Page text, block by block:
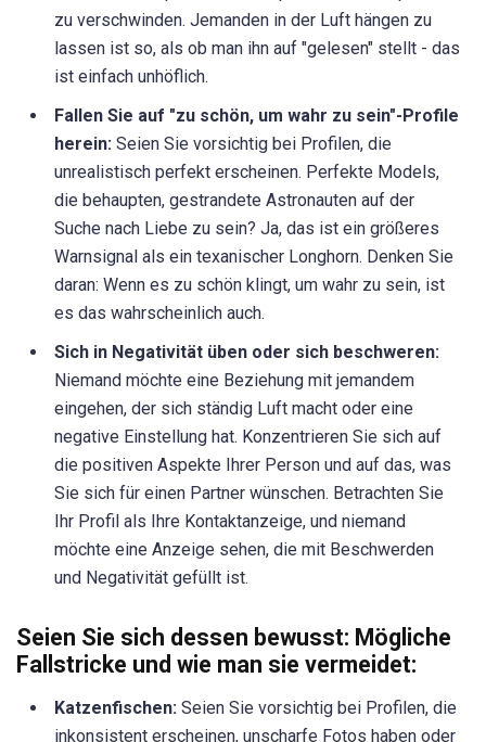
zu verschwinden. Jemanden in der Luft hängen zu
lassen ist so, als ob man ihn auf "gelesen" stellt - das
ist einfach unhöflich.
Fallen Sie auf "zu schön, um wahr zu sein"-Profile
herein: Seien Sie vorsichtig bei Profilen, die
unrealistisch perfekt erscheinen. Perfekte Models,
die behaupten, gestrandete Astronauten auf der
Suche nach Liebe zu sein? Ja, das ist ein größeres
Warnsignal als ein texanischer Longhorn. Denken Sie
daran: Wenn es zu schön klingt, um wahr zu sein, ist
es das wahrscheinlich auch.
Sich in Negativität üben oder sich beschweren:
Niemand möchte eine Beziehung mit jemandem
eingehen, der sich ständig Luft macht oder eine
negative Einstellung hat. Konzentrieren Sie sich auf
die positiven Aspekte Ihrer Person und auf das, was
Sie sich für einen Partner wünschen. Betrachten Sie
Ihr Profil als Ihre Kontaktanzeige, und niemand
möchte eine Anzeige sehen, die mit Beschwerden
und Negativität gefüllt ist.
Seien Sie sich dessen bewusst: Mögliche
Fallstricke und wie man sie vermeidet:
Katzenfischen: Seien Sie vorsichtig bei Profilen, die
inkonsistent erscheinen, unscharfe Fotos haben oder